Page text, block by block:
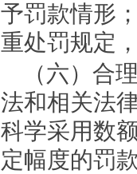
予罚款情形
重处罚规定
（六）合
法和相关法
科学采用数
定幅度的罚